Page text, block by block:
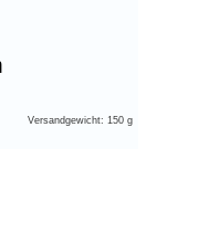
Versandgewicht: 150 g